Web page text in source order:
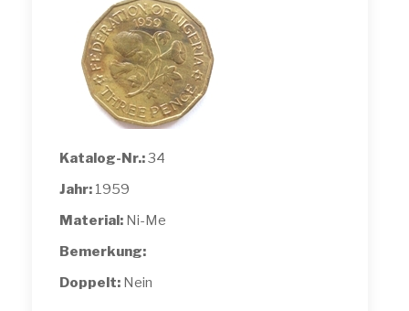
Katalog-Nr.:34
Jahr: 1959
Material: Ni-Me
Bemerkung:
Doppelt: Nein